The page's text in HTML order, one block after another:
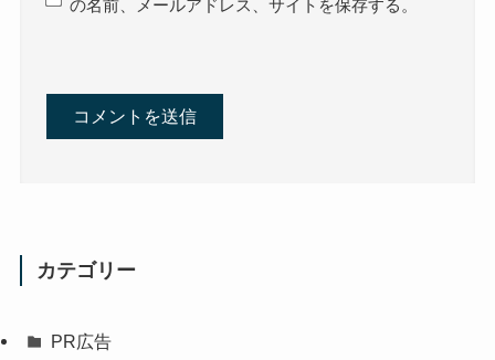
の名前、メールアドレス、サイトを保存する。
カテゴリー
PR広告